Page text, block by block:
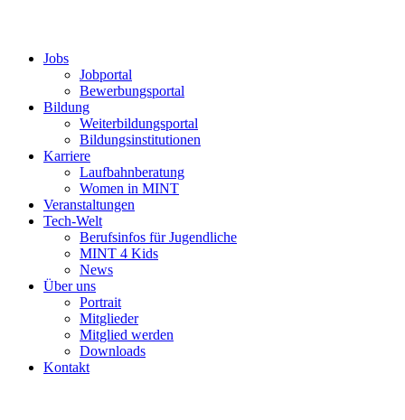
Jobs
Jobportal
Bewerbungsportal
Bildung
Weiterbildungsportal
Bildungsinstitutionen
Karriere
Laufbahnberatung
Women in MINT
Veranstaltungen
Tech-Welt
Berufsinfos für Jugendliche
MINT 4 Kids
News
Über uns
Portrait
Mitglieder
Mitglied werden
Downloads
Kontakt